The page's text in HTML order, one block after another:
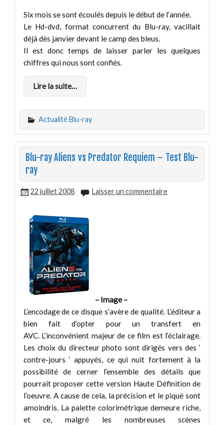
Six mois se sont écoulés depuis le début de l’année.
Le Hd-dvd, format concurrent du Blu-ray, vacillait
déjà dès janvier devant le camp des bleus.
Il est donc temps de laisser parler les quelques
chiffres qui nous sont confiés.
Lire la suite…
Actualité Blu-ray
Blu-ray Aliens vs Predator Requiem – Test Blu-
ray
22 juillet 2008 Laisser un commentaire
– Image –
L’encodage de ce disque s’avère de qualité. L’éditeur a
bien fait d’opter pour un transfert en
AVC. L’inconvénient majeur de ce film est l’éclairage.
Les choix du directeur photo sont dirigés vers des ‘
contre-jours ‘ appuyés, ce qui nuit fortement à la
possibilité de cerner l’ensemble des détails que
pourrait proposer cette version Haute Définition de
l’oeuvre. A cause de cela, la précision et le piqué sont
amoindris. La palette colorimétrique demeure riche,
et ce, malgré les nombreuses scènes